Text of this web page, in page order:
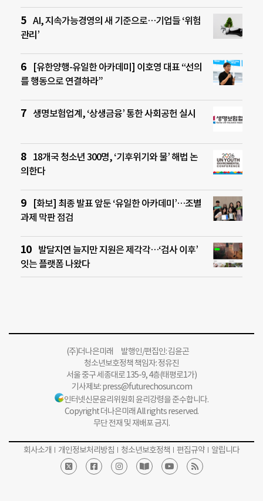
AI, 지속가능경영의 새 기준으로…기업들 ‘위험
관리’
[유한양행-유일한 아카데미] 이호영 대표 “선의
를 행동으로 연결하라”
생명보험업계, ‘상생금융’ 통한 사회공헌 실시
18개국 청소년 300명, ‘기후위기와 물’ 해법 논
의한다
[화보] 최종 발표 앞둔 ‘유일한 아카데미’…조별
과제 막판 점검
발달지연 늘지만 지원은 제각각…‘검사 이후’
잇는 플랫폼 나왔다
(주)더나은미래 발행인/편집인: 김윤곤
청소년보호정책 책임자: 정유진
서울 중구 세종대로 135-9, 4층(태평로1가)
기사제보:press@futurechosun.com
인터넷신문윤리위원회 윤리강령을 준수합니다.
Copyright 더나은미래 All rights reserved.
무단 전재 및 재배포 금지.
회사소개 개인정보처리방침 청소년보호정책 편집규약 알립니다